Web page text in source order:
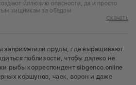
иллюзию опасности, да и просто
хищникам за обедом
Скачать
заприметили пруды, где выращивают
поблизости, чтобы далеко не
рыбы корреспондент sibgenco.online
коршунов, чаек, ворон и даже